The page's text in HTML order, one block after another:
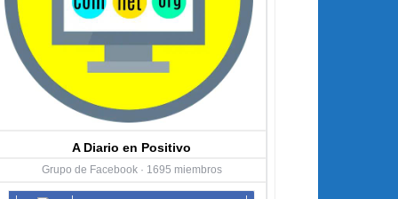
A Diario en Positivo
Grupo de Facebook · 1695 miembros